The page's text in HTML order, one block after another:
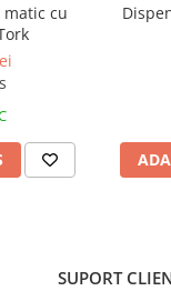
cu
SUPORT